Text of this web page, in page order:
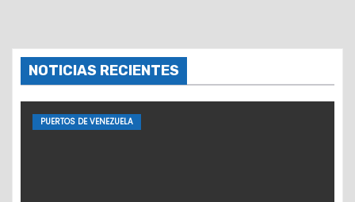
NOTICIAS RECIENTES
PUERTOS DE VENEZUELA